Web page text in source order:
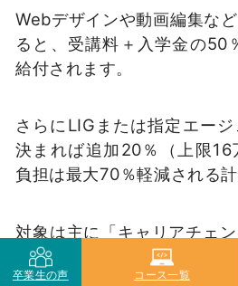
Webデザインや動画編集な
ると、受講料＋入学金の50
給付されます。
さらにLIGまたは指定エー
決まれば追加20％（上限16
負担は最大70％軽減される計
対象は主に「キャリアチェ
であり、提出書類とキャリ
なります。
卒業生の声 コース一覧